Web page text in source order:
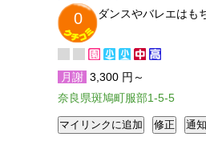
0 ダンスやバレエはも
月謝 3,300 円～
奈良県斑鳩町服部1-5-5